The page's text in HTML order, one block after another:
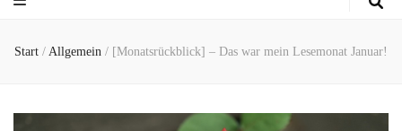
Start / Allgemein / [Monatsrückblick] – Das war mein Lesemonat Januar!